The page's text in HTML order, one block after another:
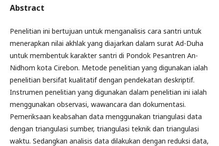
Abstract
Penelitian ini bertujuan untuk menganalisis cara santri untuk
menerapkan nilai akhlak yang diajarkan dalam surat Ad-Duha
untuk membentuk karakter santri di Pondok Pesantren An-
Nidhom kota Cirebon. Metode penelitian yang digunakan ialah
penelitian bersifat kualitatif dengan pendekatan deskriptif.
Instrumen penelitian yang digunakan dalam penelitian ini ialah
menggunakan observasi, wawancara dan dokumentasi.
Pemeriksaan keabsahan data menggunakan triangulasi data
dengan triangulasi sumber, triangulasi teknik dan triangulasi
waktu. Sedangkan analisis data dilakukan dengan reduksi data,